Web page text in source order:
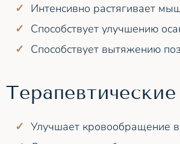
Интенсивно растягивает
Способствует улучшению
Способствует вытяжению
Улучшает кровообращение в